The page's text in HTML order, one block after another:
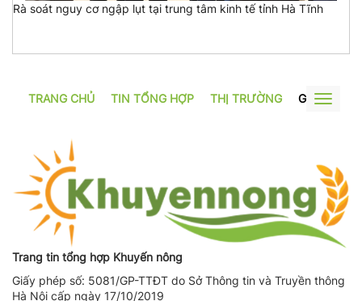
Rà soát nguy cơ ngập lụt tại trung tâm kinh tế tỉnh Hà Tĩnh
TRANG CHỦ TIN TỔNG HỢP THỊ TRƯỜNG GƯƠNG
Toggle
Trang tin tổng hợp Khuyến nông
Giấy phép số: 5081/GP-TTĐT do Sở Thông tin và Truyền thông
Hà Nội cấp ngày 17/10/2019